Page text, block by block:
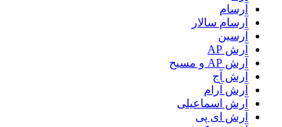
آرسام
آرسام سالار
آرسین
آرش AP
آرش AP و مسیح
آرش آج
آرش آرام
آرش اسماعیلی
آرش ای پی